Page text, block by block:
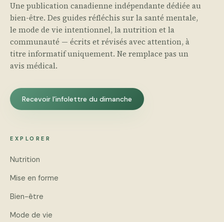
Une publication canadienne indépendante dédiée au
bien-être. Des guides réfléchis sur la santé mentale,
le mode de vie intentionnel, la nutrition et la
communauté — écrits et révisés avec attention, à
titre informatif uniquement. Ne remplace pas un
avis médical.
Recevoir l’infolettre du dimanche
EXPLORER
Nutrition
Mise en forme
Bien-être
Mode de vie